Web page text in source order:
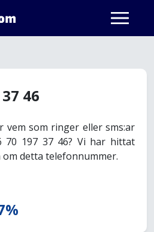
46
vem som ringer eller sms:ar
197 37 46? Vi har hittat
detta telefonnummer.